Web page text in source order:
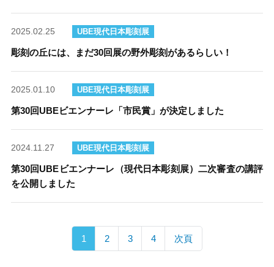
2025.02.25 UBE現代日本彫刻展
彫刻の丘には、まだ30回展の野外彫刻があるらしい！
2025.01.10 UBE現代日本彫刻展
第30回UBEビエンナーレ「市民賞」が決定しました
2024.11.27 UBE現代日本彫刻展
第30回UBEビエンナーレ（現代日本彫刻展）二次審査の講評
を公開しました
1 2 3 4 次頁